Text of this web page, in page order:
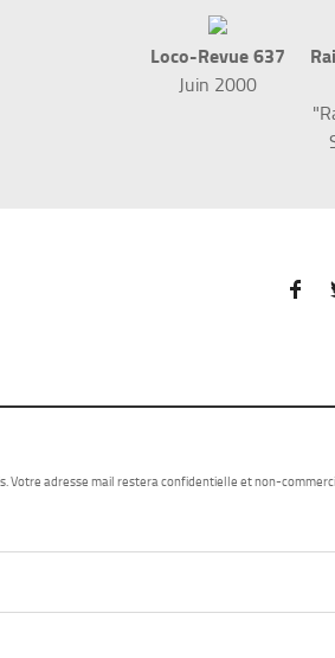
Loco-Revue 637
Juin 2000

Votre adresse mail restera confidentielle et non-